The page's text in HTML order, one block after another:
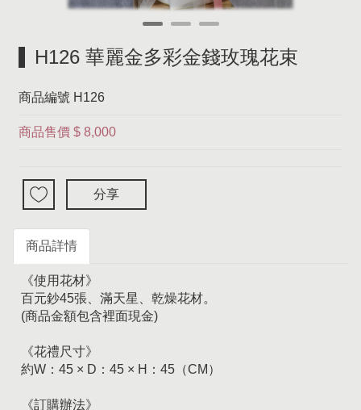
H126 華麗金多彩金錢玫瑰花束
商品編號 H126
商品售價 $ 8,000
分享
商品詳情
《使用花材》
百元鈔45張、滿天星、乾燥花材。
(商品金額包含裡面現金)
《花禮尺寸》
約W：45 × D：45 × H：45（CM）
《訂購辦法》